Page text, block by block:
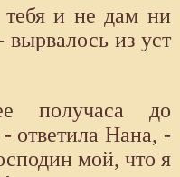
и не дам ни
из уст
получаса до
ответила Нана, -
мой, что я